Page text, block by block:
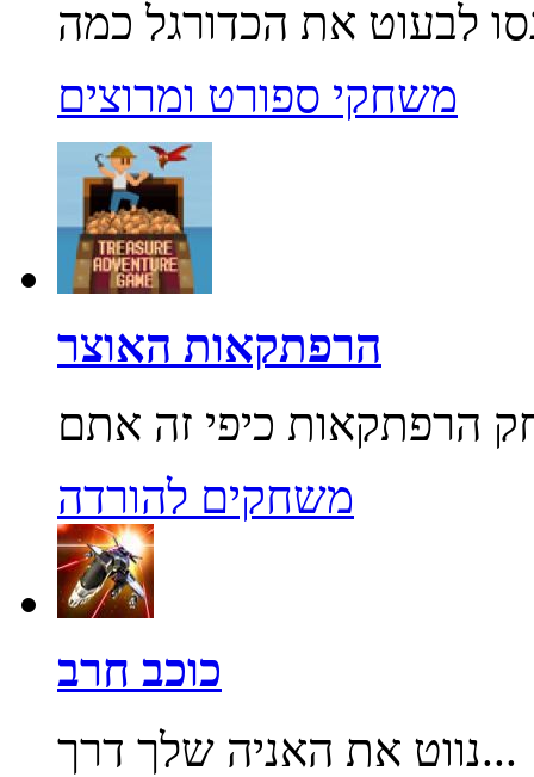
משחקי ספורט ומרוצים
הרפתקאות האוצר
משחקים להורדה
כוכב חרב
נווט את האניה שלך דרך...